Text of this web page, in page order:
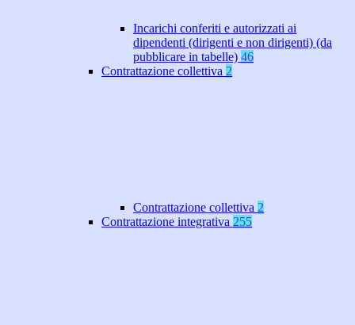
Incarichi conferiti e autorizzati ai
dipendenti (dirigenti e non dirigenti) (da
pubblicare in tabelle) 46
Contrattazione collettiva 2
Contrattazione collettiva 2
Contrattazione integrativa 255